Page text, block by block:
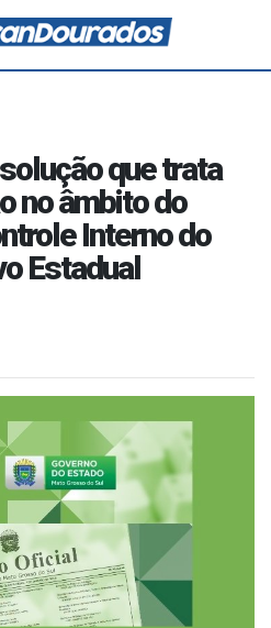
que trata
no âmbito do
Interno do
Estadual